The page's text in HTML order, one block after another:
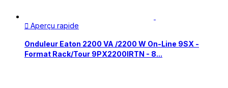
 Aperçu rapide
Onduleur Eaton 2200 VA /2200 W On-Line 9SX -
Format Rack/Tour 9PX2200IRTN - 8...